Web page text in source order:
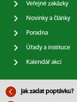
Veřejné zakázky
Novinky a články
Poradna
Úřady a instituce
Kalendář akcí
Jak zadat poptávku?